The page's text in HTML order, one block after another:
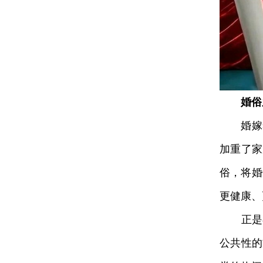
婚俗
婚嫁奢
加重了
俗，将
更健康
正是在
公共性